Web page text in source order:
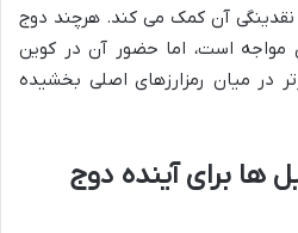
آن کمک می کند. هرچند دوج
مواجه است، اما حضور آن در کوین
در میان رمزارزهای اصلی بخشیده
ها برای آینده دوج